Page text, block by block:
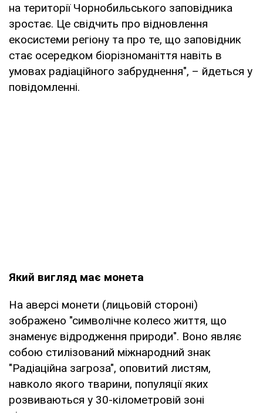
на території Чорнобильського заповідника
зростає. Це свідчить про відновлення
екосистеми регіону та про те, що заповідник
стає осередком біорізноманіття навіть в
умовах радіаційного забруднення", – йдеться у
повідомленні.
Який вигляд має монета
На аверсі монети (лицьовій стороні)
зображено "символічне колесо життя, що
знаменує відродження природи". Воно являє
собою стилізований міжнародний знак
"Радіаційна загроза", оповитий листям,
навколо якого тварини, популяції яких
розвиваються у 30-кілометровій зоні